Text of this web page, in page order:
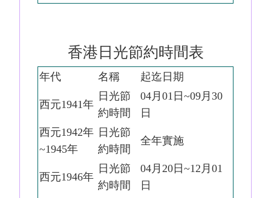
香港日光節約時間表
年代 名稱 起迄日期
西元1941年
日光節
約時間
04月01日~09月30
日
西元1942年
~1945年
日光節
約時間
全年實施
西元1946年
日光節
約時間
04月20日~12月01
日